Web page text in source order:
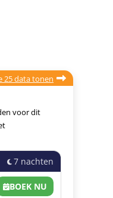
25 data tonen
voor dit
7 nachten
BOEK NU